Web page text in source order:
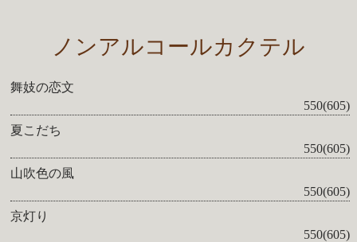
ノンアルコールカクテル
舞妓の恋文
550(605)
夏こだち
550(605)
山吹色の風
550(605)
京灯り
550(605)